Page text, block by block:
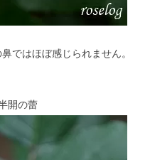
ではほぼ感じられません。
開の蕾